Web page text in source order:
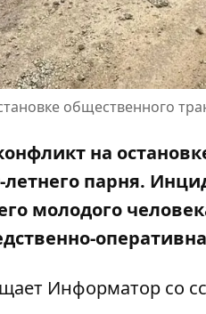
общественного
на
парня.
молодого
Информатор со